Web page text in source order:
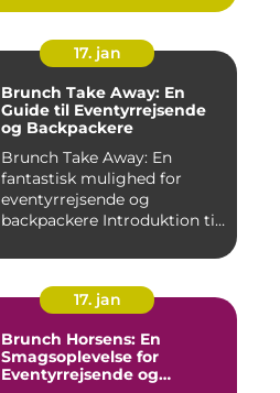
17. jan
Brunch Take Away: En
Guide til Eventyrrejsende
og Backpackere
Brunch Take Away: En
fantastisk mulighed for
eventyrrejsende og
backpackere Introduktion til
17. jan
Brunch Horsens: En
Smagsoplevelse for
Eventyrrejsende og